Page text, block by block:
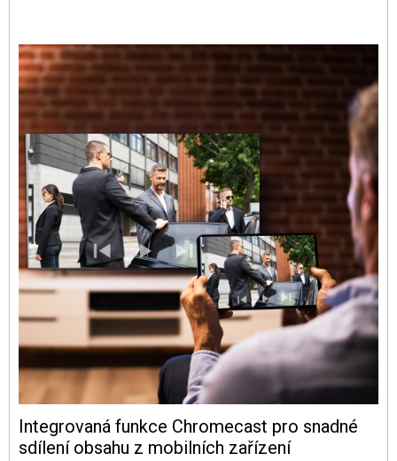
Integrovaná funkce Chromecast pro snadné
sdílení obsahu z mobilních zařízení